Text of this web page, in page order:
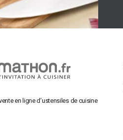
en ligne d’ustensiles de cuisine